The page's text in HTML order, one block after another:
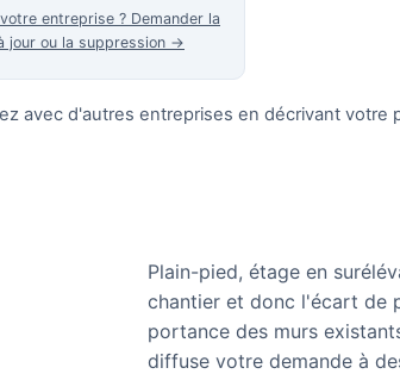
entreprise ? Demander la
jour ou la suppression →
avec d'autres entreprises en décrivant votre
Plain-pied, étage en
chantier et donc l'écart de
portance des murs
diffuse votre demande à